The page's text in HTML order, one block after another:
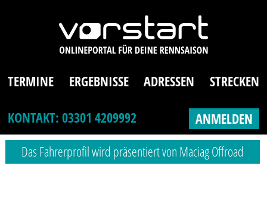
TERMINE ERGEBNISSE ADRESSEN
STRECKEN
KONTAKT: 03301 4209992
ANMELDEN
Das Fahrerprofil wird präsentiert von Maciag Offroad